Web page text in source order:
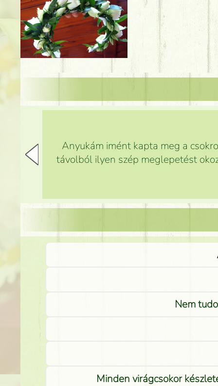
Anyukám imént kapta meg a
távolból ilyen szép meglepetést
Nem
Minden virágcsokor